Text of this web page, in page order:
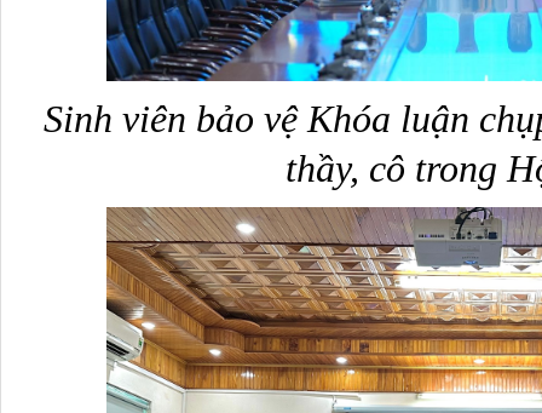
Sinh viên bảo vệ Khóa luận
thầy, cô trong